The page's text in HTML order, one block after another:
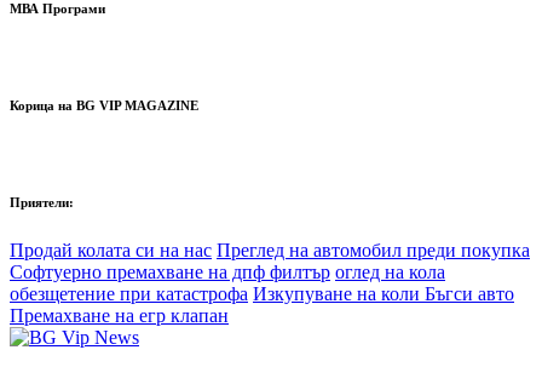
МВА Програми
Корица на BG VIP MAGAZINE
Приятели:
Продай колата си на нас Преглед на автомобил преди покупка
Софтуерно премахване на дпф филтър оглед на кола
обезщетение при катастрофа Изкупуване на коли Бъгси авто
Премахване на егр клапан